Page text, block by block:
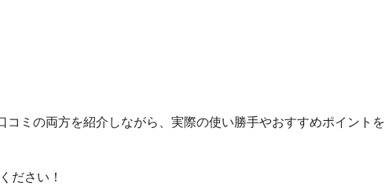
ミの両方を紹介しながら、実際の使い勝手やおすすめポイントを
ださい！